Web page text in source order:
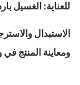
للعناية: الغسيل
الاستبدال
ومعاينة المنتج